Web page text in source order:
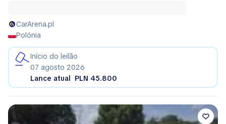
CarArena.pl
Polónia
Início do leilão
07 agosto 2026
Lance atual PLN 45.800